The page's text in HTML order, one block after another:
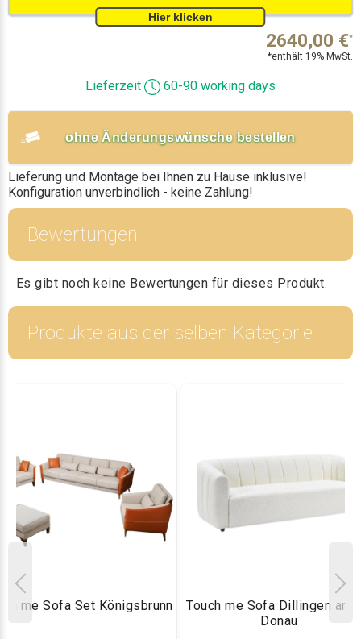
2640,00 €*
*enthält 19% MwSt.
Lieferzeit 60-90 working days
ohne Änderungswünsche bestellen
Lieferung und Montage bei Ihnen zu Hause inklusive!
Konfiguration unverbindlich - keine Zahlung!
Bewertungen
Es gibt noch keine Bewertungen für dieses Produkt.
Produkte aus der selben Kategorie
me Sofa Set Königsbrunn
Touch me Sofa Dillingen an
Donau